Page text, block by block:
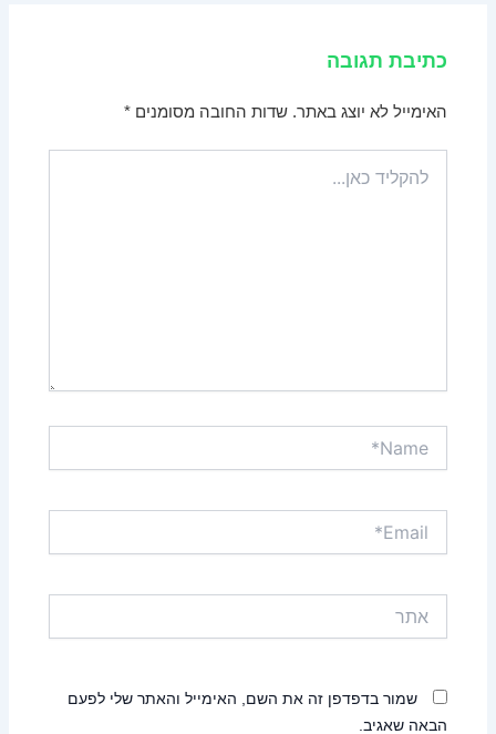
כתיבת תגובה
האימייל לא יוצג באתר. שדות החובה מסומנים*
כאן...
שמור בדפדפן זה את השם, האימייל והאתר שלי לפעם
הבאה שאגיב.